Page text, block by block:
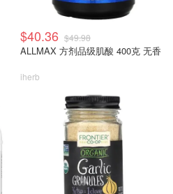
$40.36 $49.98
ALLMAX 方剂品级肌酸 400克 无香
iherb